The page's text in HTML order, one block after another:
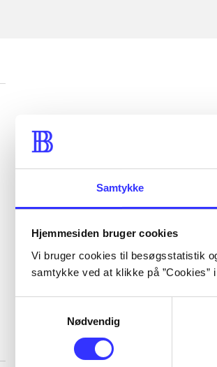
Samtykke
Hjemmesiden bruger cookies
Vi bruger cookies til besøgsstatistik
samtykke ved at klikke på ”Cookies”
Nødvendig
...
...
...